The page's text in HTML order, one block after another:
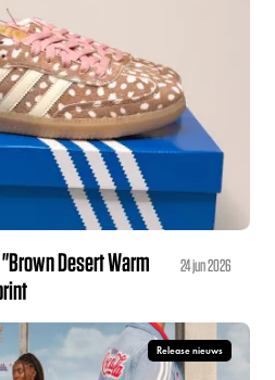
Desert Warm
24 jun 2026
Release nieuws